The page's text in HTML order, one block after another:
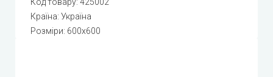
Країна: Україна
Розміри: 600x600